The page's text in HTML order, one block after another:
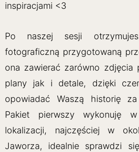
inspiracjami <3
Po naszej sesji
fotograficzną przygotowaną
ona zawierać zarówno zdjęcia
plany jak i detale, dzięki
opowiadać Waszą historię
Pakiet pierwszy wykonuję
lokalizacji, najczęściej w
Jaworza, idealnie sprawdzi